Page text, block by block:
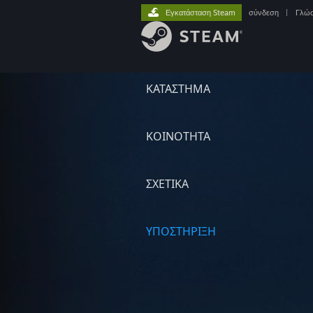
ΚΑΤΑΣΤΗΜΑ
ΚΟΙΝΟΤΗΤΑ
ΣΧΕΤΙΚΆ
ΥΠΟΣΤΗΡΙΞΗ
Εγκατάσταση Steam σύνδεση